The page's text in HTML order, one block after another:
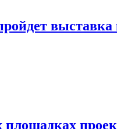
площадках